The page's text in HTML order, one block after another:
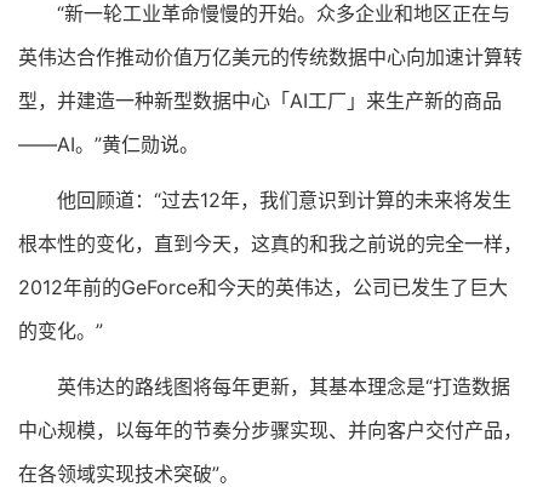
“新一轮工业革命慢慢的开始。众多企业和地区正在与
英伟达合作推动价值万亿美元的传统数据中心向加速计算转
型，并建造一种新型数据中心「AI工厂」来生产新的商品
——AI。”黄仁勋说。
他回顾道：“过去12年，我们意识到计算的未来将发生
根本性的变化，直到今天，这真的和我之前说的完全一样，
2012年前的GeForce和今天的英伟达，公司已发生了巨大
的变化。”
英伟达的路线图将每年更新，其基本理念是“打造数据
中心规模，以每年的节奏分步骤实现、并向客户交付产品，
在各领域实现技术突破”。